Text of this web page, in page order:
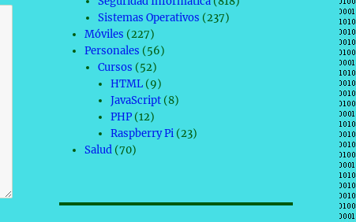
Sistemas Operativos (237)
Móviles (227)
Personales (56)
Cursos (52)
HTML(9)
JavaScript(8)
PHP(12)
Raspberry Pi(23)
Salud (70)